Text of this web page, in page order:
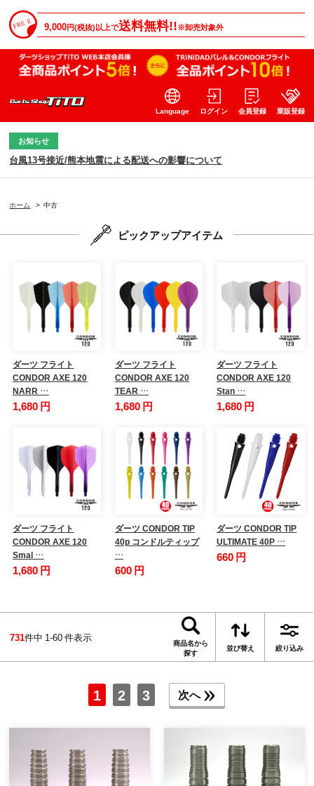
9,000円(税抜)以上で送料無料!!※卸売対象外
Language ログイン 会員登録 業販登録
お知らせ
台風13号接近/熊本地震による配送への影響について
ホーム > 中古
ピックアップアイテム
ダーツ フライト
CONDOR AXE 120
NARR …
1,680 円
ダーツ フライト
CONDOR AXE 120
TEAR …
1,680 円
ダーツ フライト
CONDOR AXE 120
Stan …
1,680 円
ダーツ フライト
CONDOR AXE 120
Smal …
1,680 円
ダーツ CONDOR TIP
40p コンドルティップ
…
600 円
ダーツ CONDOR TIP
ULTIMATE 40P …
660 円
731件中 1-60 件表示
商品名から
探す
並び替え 絞り込み
1 2 3 次へ